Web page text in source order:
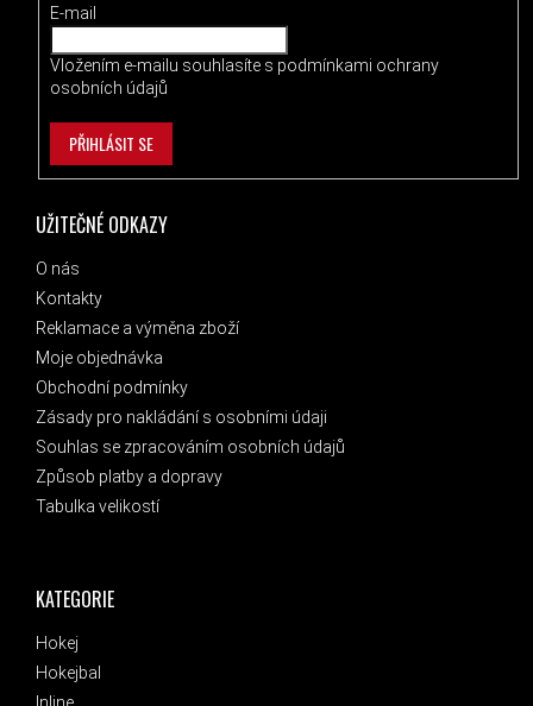
KATEGORIE
Hokej
Hokejbal
Inline
UŽITEČNÉ ODKAZY
O nás
Kontakty
Reklamace a výměna zboží
Moje objednávka
Obchodní podmínky
Zásady pro nakládání s osobními údaji
Souhlas se zpracováním osobních údajů
Způsob platby a dopravy
Tabulka velikostí
E-mail
Vložením e-mailu souhlasíte s podmínkami ochrany
osobních údajů
PŘIHLÁSIT SE